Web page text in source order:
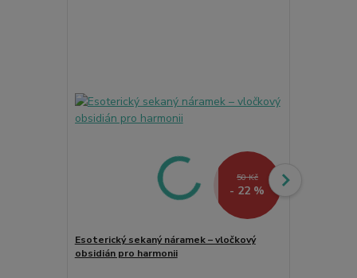
50 Kč
- 22 %
Esoterický sekaný náramek – vločkový
obsidián pro harmonii